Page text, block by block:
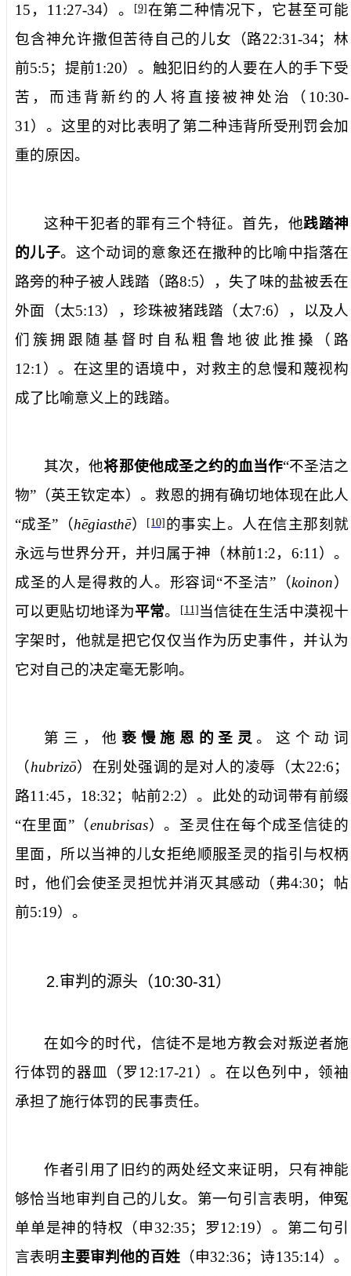
15 ， 11:27-34）。 [9]在第二种情况下，它甚至可能
包含神允许撒但苦待自己的儿女（路22:31-34；林
前5:5；提前1:20）。触犯旧约的人要在人的手下受
苦，而违背新约的人将直接被神处治（ 10:30-
31 ）。这里的对比表明了第二种违背所受刑罚会加
重的原因。
这种干犯者的罪有三个特征。首先，他践踏神
的儿子。这个动词的意象还在撒种的比喻中指落在
路旁的种子被人践踏（路8:5），失了味的盐被丢在
外面（太5:13），珍珠被猪践踏（太7:6），以及人
们簇拥跟随基督时自私粗鲁地彼此推搡（路
12:1 ）。在这里的语境中，对救主的怠慢和蔑视构
成了比喻意义上的践踏。
其次，他将那使他成圣之约的血当作“不圣洁之
物”（英王钦定本） 。救恩的拥有确切地体现在此人
“成圣”（hegiasthe） [10]的事实上。人在信主那刻就
永远与世界分开，并归属于神（林前1:2， 6:11 ）。
成圣的人是得救的人。形容词“不圣洁”（koinon）
可以更贴切地译为平常。 [11] 当信徒在生活中漠视十
字架时，他就是把它仅仅当作为历史事件，并认为
它对自己的决定毫无影响。
第三，他 亵慢施恩的圣灵。这个动词
（hubrizo）在别处强调的是对人的凌辱（太22:6；
路11:45 ， 18:32；帖前2:2）。此处的动词带有前缀
“在里面”（enubrisas）。圣灵住在每个成圣信徒的
里面，所以当神的儿女拒绝顺服圣灵的指引与权柄
时，他们会使圣灵担忧并消灭其感动（弗4:30；帖
前5:19）。
2.审判的源头（10:30-31）
在如今的时代，信徒不是地方教会对叛逆者施
行体罚的器皿（罗12:17-21 ）。在以色列中，领袖
承担了施行体罚的民事责任。
作者引用了旧约的两处经文来证明，只有神能
够恰当地审判自己的儿女。第一句引言表明，伸冤
单单是神的特权（申32:35；罗12:19）。第二句引
言表明 主要审判他的百姓（申32:36；诗135:14）。